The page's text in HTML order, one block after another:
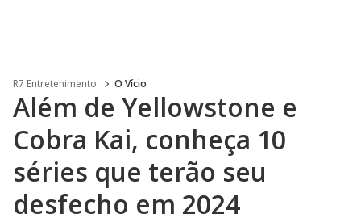
R7 Entretenimento O Vício
Além de Yellowstone e
Cobra Kai, conheça 10
séries que terão seu
desfecho em 2024